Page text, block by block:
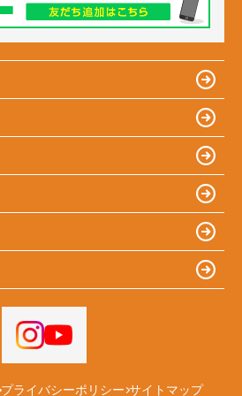
プライバシーポリシー サイトマップ